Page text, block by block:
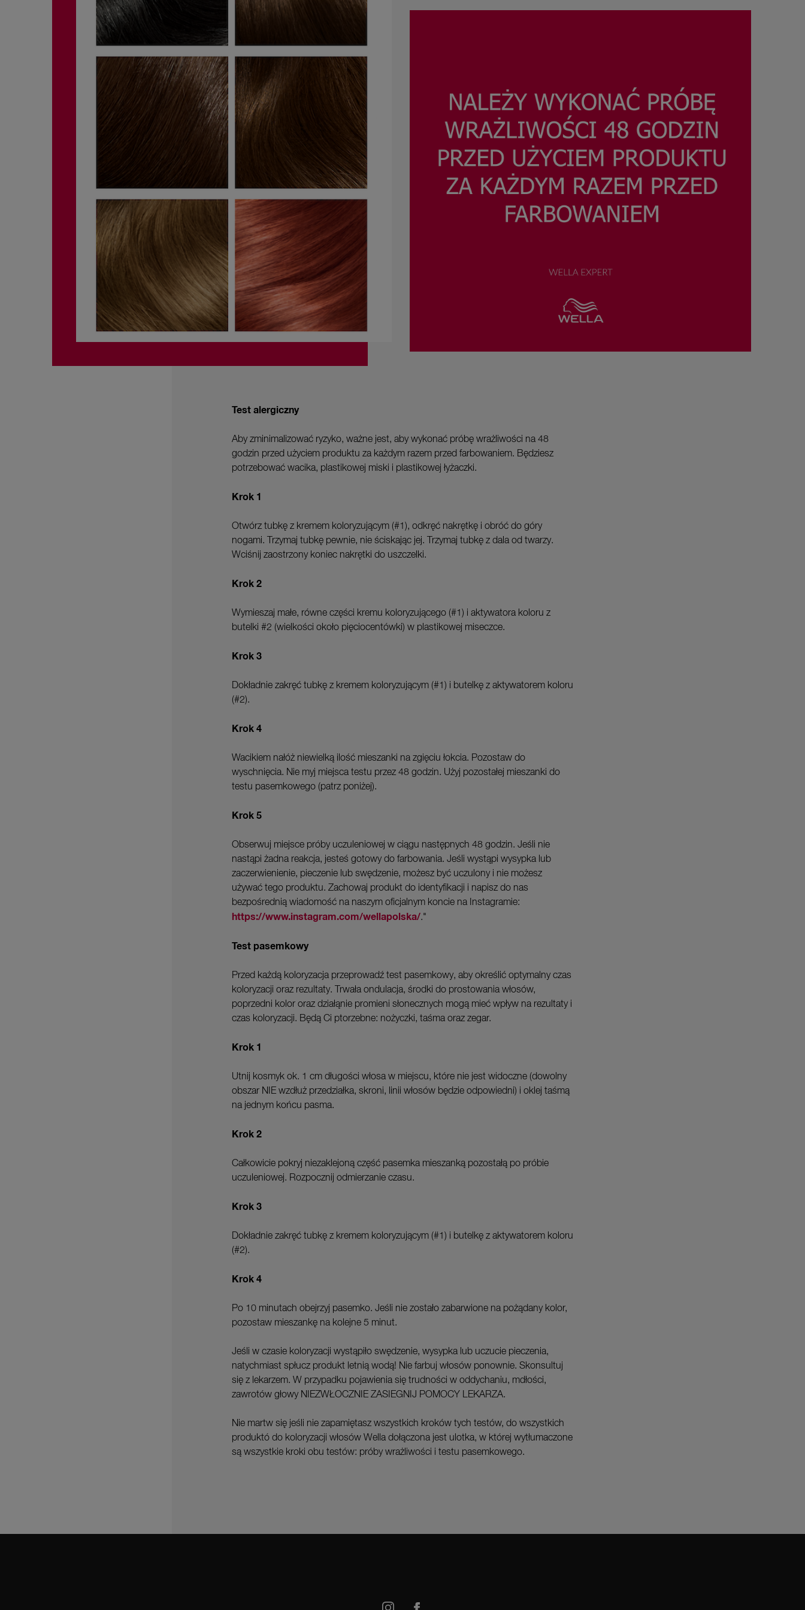
Test alergiczny
Aby zminimalizować ryzyko, ważne jest, aby wykonać próbę wrażliwości na 48
godzin przed użyciem produktu za każdym razem przed farbowaniem. Będziesz
potrzebować wacika, plastikowej miski i plastikowej łyżaczki.
Krok 1
Otwórz tubkę z kremem koloryzującym (#1), odkręć nakrętkę i obróć do góry
nogami. Trzymaj tubkę pewnie, nie ściskając jej. Trzymaj tubkę z dala od twarzy.
Wciśnij zaostrzony koniec nakrętki do uszczelki.
Krok 2
Wymieszaj małe, równe części kremu koloryzującego (#1) i aktywatora koloru z
butelki #2 (wielkości około pięciocentówki) w plastikowej miseczce.
Krok 3
Dokładnie zakręć tubkę z kremem koloryzującym (#1) i butelkę z aktywatorem koloru
(#2).
Krok 4
Wacikiem nałóż niewielką ilość mieszanki na zgięciu łokcia. Pozostaw do
wyschnięcia. Nie myj miejsca testu przez 48 godzin. Użyj pozostałej mieszanki do
testu pasemkowego (patrz poniżej).
Krok 5
Obserwuj miejsce próby uczuleniowej w ciągu następnych 48 godzin. Jeśli nie
nastąpi żadna reakcja, jesteś gotowy do farbowania. Jeśli wystąpi wysypka lub
zaczerwienienie, pieczenie lub swędzenie, możesz być uczulony i nie możesz
używać tego produktu. Zachowaj produkt do identyfikacji i napisz do nas
bezpośrednią wiadomość na naszym oficjalnym koncie na Instagramie:
https://www.instagram.com/wellapolska/."
Test pasemkowy
Przed każdą koloryzacja przeprowadź test pasemkowy, aby określić optymalny czas
koloryzacji oraz rezultaty. Trwała ondulacja, środki do prostowania włosów,
poprzedni kolor oraz działąnie promieni słonecznych mogą mieć wpływ na rezultaty i
czas koloryzacji. Będą Ci ptorzebne: nożyczki, taśma oraz zegar.
Krok 1
Utnij kosmyk ok. 1 cm długości włosa w miejscu, które nie jest widoczne (dowolny
obszar NIE wzdłuż przedziałka, skroni, linii włosów będzie odpowiedni) i oklej taśmą
na jednym końcu pasma.
Krok 2
Całkowicie pokryj niezaklejoną część pasemka mieszanką pozostałą po próbie
uczuleniowej. Rozpocznij odmierzanie czasu.
Krok 3
Dokładnie zakręć tubkę z kremem koloryzującym (#1) i butelkę z aktywatorem koloru
(#2).
Krok 4
Po 10 minutach obejrzyj pasemko. Jeśli nie zostało zabarwione na pożądany kolor,
pozostaw mieszankę na kolejne 5 minut.
Jeśli w czasie koloryzacji wystąpiło swędzenie, wysypka lub uczucie pieczenia,
natychmiast spłucz produkt letnią wodą! Nie farbuj włosów ponownie. Skonsultuj
się z lekarzem. W przypadku pojawienia się trudności w oddychaniu, mdłości,
zawrotów głowy NIEZWŁOCZNIE ZASIEGNIJ POMOCY LEKARZA.
Nie martw się jeśli nie zapamiętasz wszystkich kroków tych testów, do wszystkich
produktó do koloryzacji włosów Wella dołączona jest ulotka, w której wytłumaczone
są wszystkie kroki obu testów: próby wrażliwości i testu pasemkowego.